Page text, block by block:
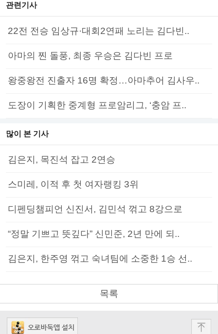
관련기사
22전 전승 임상규·대회2연패 노리는 김다빈..
아마의 찐 돌풍, 최종 우승은 김다빈 프로
왕중왕전 진출자 16명 확정…아마추어 김사우..
도장이 기획한 중계형 프로암리그, ‘충암 프..
많이 본 기사
김은지, 목진석 잡고 2연승
스미레, 이적 후 첫 여자랭킹 3위
디펜딩챔피언 신진서, 김민석 꺾고 8강으로
“정말 기쁘고 뜻깊다” 신민준, 2년 만에 되..
김은지, 한주영 꺾고 숙녀팀에 소중한 1승 선..
목록